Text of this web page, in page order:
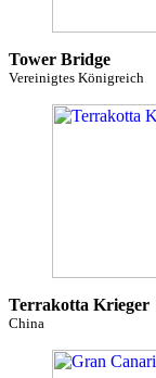
Tower Bridge
Vereinigtes Königreich
Terrakotta Krieger
China